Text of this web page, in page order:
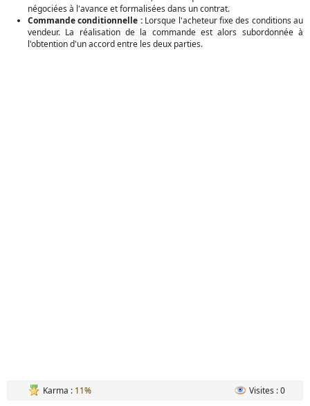
négociées à l'avance et formalisées dans un contrat.
Commande conditionnelle :Lorsque l'acheteur fixe des conditions au
vendeur. La réalisation de la commande est alors subordonnée à
l'obtention d'un accord entre les deux parties.
Karma : 11% Visites : 0